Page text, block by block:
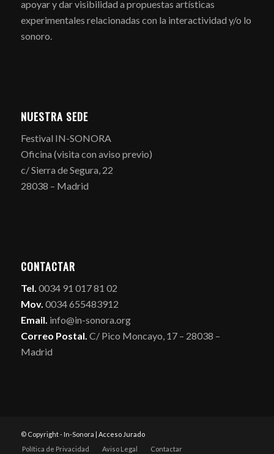
apoyar y dar visibilidad a propuestas artísticas
experimentales relacionadas con la interactividad y/o lo
sonoro.
NUESTRA SEDE
Festival IN-SONORA
Oficina (visita con aviso previo)
c/ Sierra de Segura, 22
28038 – Madrid
CONTACTAR
Tel. 0034 91 017 81 02
Mov. 0034 655483912
Email. info@in-sonora.org
Correo Postal. C/ Pico Moncayo, 17 – 28038 –
Madrid
© Copyright - In-Sonora | Acceso Jurado
Política de Privacidad
Aviso Legal Contactar